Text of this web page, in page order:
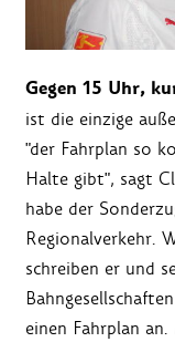
Gegen 15 Uhr,
ist die einzige
"der Fahrplan so
Halte gibt", sagt
habe der
Regionalverkehr.
schreiben er und
einen Fahrplan